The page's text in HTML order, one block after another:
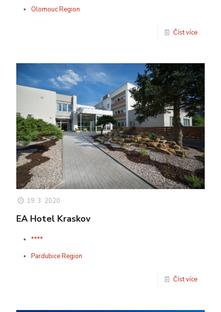
Olomouc Region
Číst více
19. 3. 2020
EA Hotel Kraskov
****
Pardubice Region
Číst více